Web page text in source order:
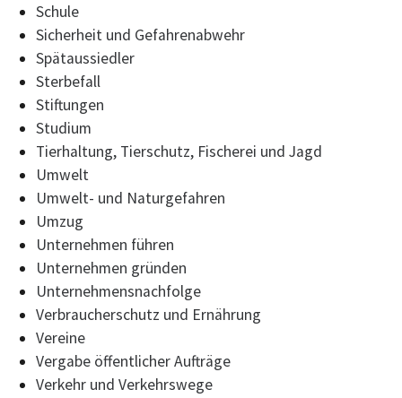
Schule
Sicherheit und Gefahrenabwehr
Spätaussiedler
Sterbefall
Stiftungen
Studium
Tierhaltung, Tierschutz, Fischerei und Jagd
Umwelt
Umwelt- und Naturgefahren
Umzug
Unternehmen führen
Unternehmen gründen
Unternehmensnachfolge
Verbraucherschutz und Ernährung
Vereine
Vergabe öffentlicher Aufträge
Verkehr und Verkehrswege